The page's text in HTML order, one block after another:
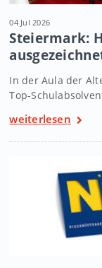
04 Jul 2026
Steiermark:
In der Aula der
Top-
weiterlesen